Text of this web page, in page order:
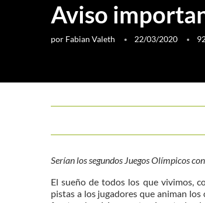
Aviso
por Fabian Valeth 22/03/2020
Serían los segundos Juegos Olímpicos
El sueño de todos los que vivimos,
pistas a los jugadores que animan